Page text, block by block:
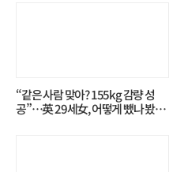
“같은 사람 맞아? 155kg 감량 성
공”…英 29세女, 어떻게 뺐나 봤더